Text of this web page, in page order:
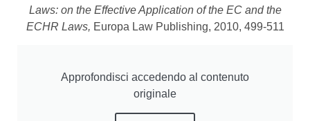
Laws: on the Effective Application of the EC and the
ECHR Laws, Europa Law Publishing, 2010, 499-511
Approfondisci accedendo al contenuto
originale